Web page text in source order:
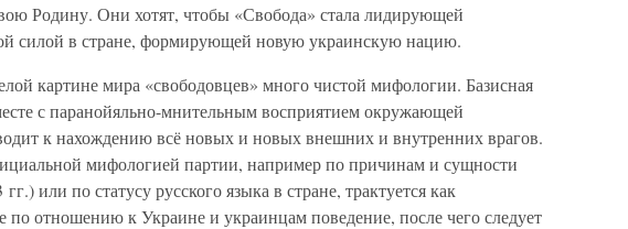
Родину. Они хотят, чтобы «Свобода» стала лидирующей
силой в стране, формирующей новую украинскую нацию.
картине мира «свободовцев» много чистой мифологии. Базисная
с паранойяльно-мнительным восприятием окружающей
к нахождению всё новых и новых внешних и внутренних врагов.
мифологией партии, например по причинам и сущности
или по статусу русского языка в стране, трактуется как
по отношению к Украине и украинцам поведение, после чего следует